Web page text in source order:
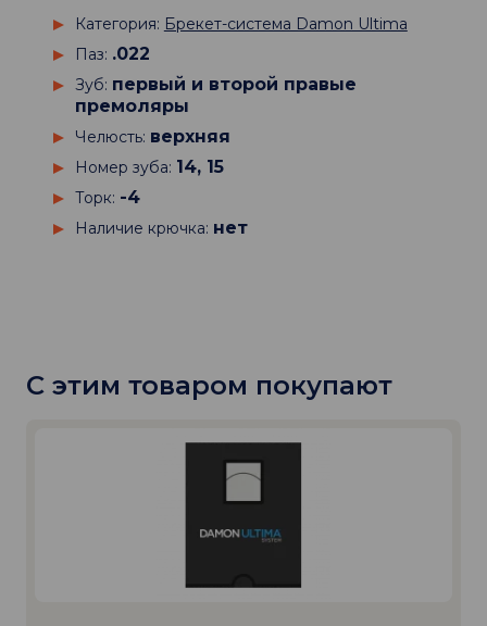
Категория: Брекет-система Damon Ultima
Паз: .022
Зуб: первый и второй правые
премоляры
Челюсть: верхняя
Номер зуба: 14, 15
Торк: -4
Наличие крючка: нет
С этим товаром покупают